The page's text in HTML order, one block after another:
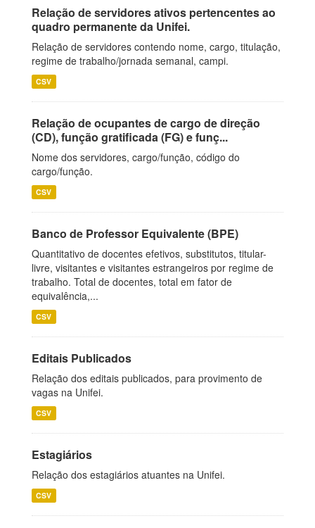
Relação de servidores ativos pertencentes ao
quadro permanente da Unifei.
Relação de servidores contendo nome, cargo, titulação,
regime de trabalho/jornada semanal, campi.
CSV
Relação de ocupantes de cargo de direção
(CD), função gratificada (FG) e funç...
Nome dos servidores, cargo/função, código do
cargo/função.
CSV
Banco de Professor Equivalente (BPE)
Quantitativo de docentes efetivos, substitutos, titular-
livre, visitantes e visitantes estrangeiros por regime de
trabalho. Total de docentes, total em fator de
equivalência,...
CSV
Editais Publicados
Relação dos editais publicados, para provimento de
vagas na Unifei.
CSV
Estagiários
Relação dos estagiários atuantes na Unifei.
CSV